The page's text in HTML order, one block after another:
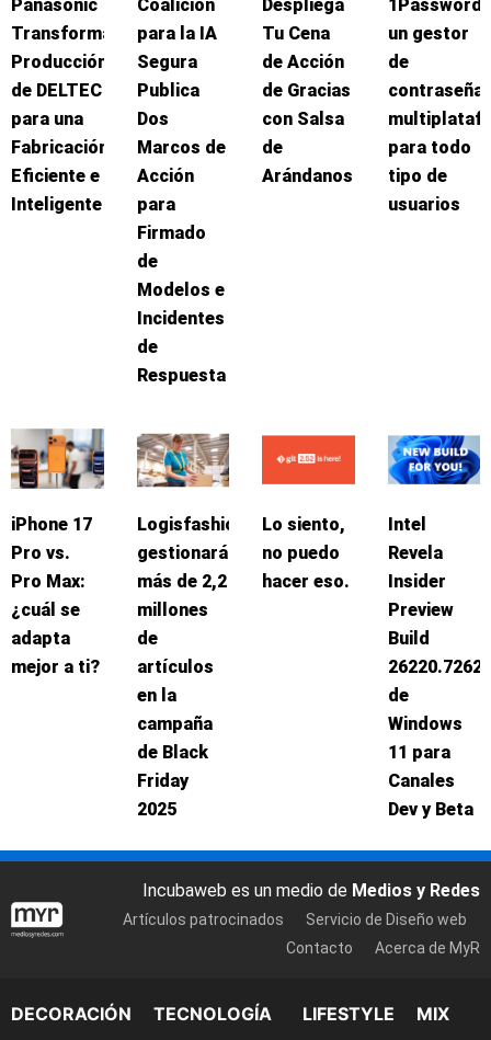
Panasonic
Transforma
Producción
de DELTEC
para una
Fabricación
Eficiente e
Inteligente
Coalición
para la IA
Segura
Publica
Dos
Marcos de
Acción
para
Firmado
de
Modelos e
Incidentes
de
Respuesta
Despliega
Tu Cena
de Acción
de Gracias
con Salsa
de
Arándanos
1Password:
un gestor
de
para todo
tipo de
usuarios
iPhone 17
Pro vs.
Pro Max:
¿cuál se
adapta
mejor a ti?
Logisfashion
gestionará
más de 2,2
millones
de
artículos
en la
campaña
de Black
Friday
2025
Lo siento,
no puedo
hacer eso.
Intel
Revela
Insider
Preview
Build
26220.7262
de
Windows
11 para
Canales
Dev y Beta
Incubaweb es un medio de Medios y Redes
Artículos patrocinados
Servicio de Diseño web
Contacto
Acerca de MyR
DECORACIÓN TECNOLOGÍA LIFESTYLE MIX